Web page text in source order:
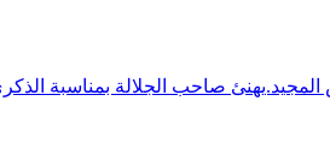
صاحب الجلالة بمناسبة